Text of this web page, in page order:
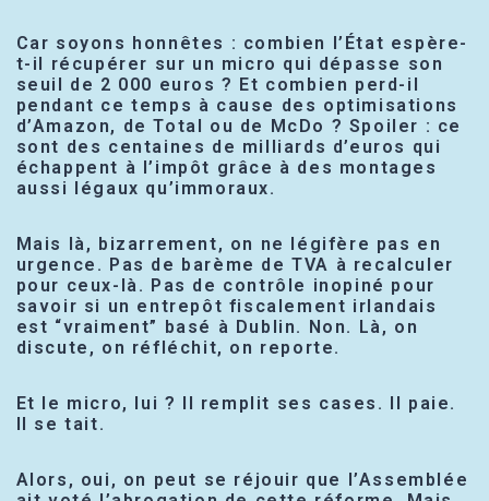
Car soyons honnêtes : combien l’État espère-
t-il récupérer sur un micro qui dépasse son
seuil de 2 000 euros ? Et combien perd-il
pendant ce temps à cause des optimisations
d’Amazon, de Total ou de McDo ? Spoiler : ce
sont des centaines de milliards d’euros qui
échappent à l’impôt grâce à des montages
aussi légaux qu’immoraux.
Mais là, bizarrement, on ne légifère pas en
urgence. Pas de barème de TVA à recalculer
pour ceux-là. Pas de contrôle inopiné pour
savoir si un entrepôt fiscalement irlandais
est “vraiment” basé à Dublin. Non. Là, on
discute, on réfléchit, on reporte.
Et le micro, lui ? Il remplit ses cases. Il paie.
Il se tait.
Alors, oui, on peut se réjouir que l’Assemblée